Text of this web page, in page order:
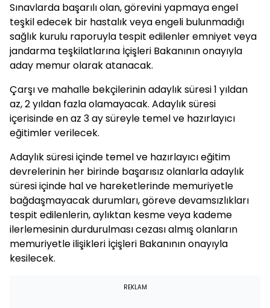
Sınavlarda başarılı olan, görevini yapmaya engel
teşkil edecek bir hastalık veya engeli bulunmadığı
sağlık kurulu raporuyla tespit edilenler emniyet veya
jandarma teşkilatlarına İçişleri Bakanının onayıyla
aday memur olarak atanacak.
Çarşı ve mahalle bekçilerinin adaylık süresi 1 yıldan
az, 2 yıldan fazla olamayacak. Adaylık süresi
içerisinde en az 3 ay süreyle temel ve hazırlayıcı
eğitimler verilecek.
Adaylık süresi içinde temel ve hazırlayıcı eğitim
devrelerinin her birinde başarısız olanlarla adaylık
süresi içinde hal ve hareketlerinde memuriyetle
bağdaşmayacak durumları, göreve devamsızlıkları
tespit edilenlerin, aylıktan kesme veya kademe
ilerlemesinin durdurulması cezası almış olanların
memuriyetle ilişikleri İçişleri Bakanının onayıyla
kesilecek.
REKLAM